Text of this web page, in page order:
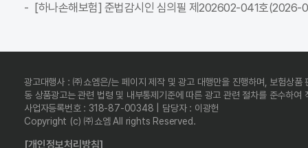
[하나손해보험] 준법감시인 심의필 제202602-041호
광고대행사 : ㈜쇼엠은/는 페이지 제작 및 광고 대행만을 진행하며, 보험상품
동 상품광고는 관련 법령 및 내부통제기준에 따른 광고 관련 절차를 준수하여
사업자등록번호 : 318-87-00348 | 담당자 : 이광헌
Copyright (c) ㈜쇼엠 All rights Reserved.
[개인정보처리방침]